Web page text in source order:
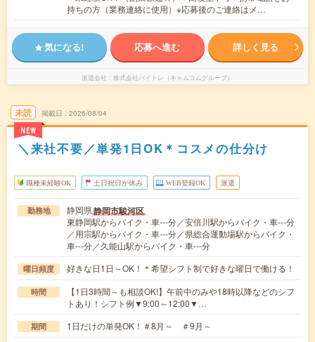
持ちの方（業務連絡に使用）※応募後のご連絡はメ…
気になる! 応募へ進む 詳しく見る
派遣会社 株式会社バイトレ（キャムコムグループ）
未読
NEW
掲載日 2026/08/04
＼来社不要／単発1日OK＊コスメの仕分け
職種未経験OK 土日祝日が休み WEB登録OK 派遣
勤務地 静岡県静岡市駿河区
東静岡駅からバイク・車---分／安倍川駅からバイク・車---分
／用宗駅からバイク・車---分／県総合運動場駅からバイク・
車---分／久能山駅からバイク・車---分
曜日頻度 好きな日1日～OK！＊希望シフト制で好きな曜日で働ける！
時間
【1日3時間～も相談OK!】午前中のみや18時以降などのシフ
トあり！シフト例▼9:00～12:00▼…
期間 1日だけの単発OK！＃8月～ ＃9月～